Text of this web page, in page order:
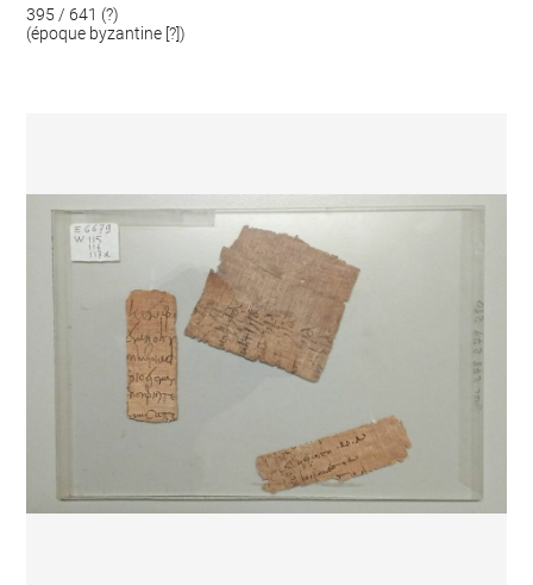
395 / 641 (?)
(époque byzantine [?])